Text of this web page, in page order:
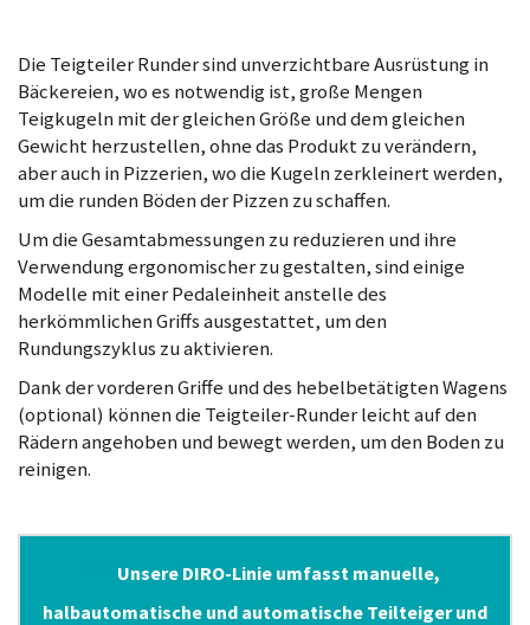
Die Teigteiler Runder sind unverzichtbare Ausrüstung in
Bäckereien, wo es notwendig ist, große Mengen
Teigkugeln mit der gleichen Größe und dem gleichen
Gewicht herzustellen, ohne das Produkt zu verändern,
aber auch in Pizzerien, wo die Kugeln zerkleinert werden,
um die runden Böden der Pizzen zu schaffen.
Um die Gesamtabmessungen zu reduzieren und ihre
Verwendung ergonomischer zu gestalten, sind einige
Modelle mit einer Pedaleinheit anstelle des
herkömmlichen Griffs ausgestattet, um den
Rundungszyklus zu aktivieren.
Dank der vorderen Griffe und des hebelbetätigten Wagens
(optional) können die Teigteiler-Runder leicht auf den
Rädern angehoben und bewegt werden, um den Boden zu
reinigen.
Unsere DIRO-Linie umfasst manuelle,
halbautomatische und automatische Teilteiger und